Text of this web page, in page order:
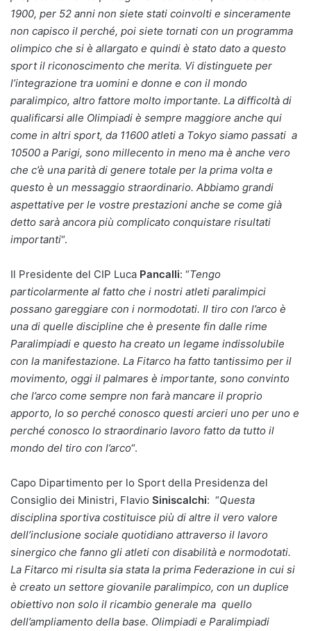
1900, per 52 anni non siete stati coinvolti e sinceramente
non capisco il perché, poi siete tornati con un programma
olimpico che si è allargato e quindi è stato dato a questo
sport il riconoscimento che merita. Vi distinguete per
l’integrazione tra uomini e donne e con il mondo
paralimpico, altro fattore molto importante. La difficoltà di
qualificarsi alle Olimpiadi è sempre maggiore anche qui
come in altri sport, da 11600 atleti a Tokyo siamo passati a
10500 a Parigi, sono millecento in meno ma è anche vero
che c’è una parità di genere totale per la prima volta e
questo è un messaggio straordinario. Abbiamo grandi
aspettative per le vostre prestazioni anche se come già
detto sarà ancora più complicato conquistare risultati
importanti“.
Il Presidente del CIP Luca Pancalli: “Tengo
particolarmente al fatto che i nostri atleti paralimpici
possano gareggiare con i normodotati. Il tiro con l’arco è
una di quelle discipline che è presente fin dalle rime
Paralimpiadi e questo ha creato un legame indissolubile
con la manifestazione. La Fitarco ha fatto tantissimo per il
movimento, oggi il palmares è importante, sono convinto
che l’arco come sempre non farà mancare il proprio
apporto, lo so perché conosco questi arcieri uno per uno e
perché conosco lo straordinario lavoro fatto da tutto il
mondo del tiro con l’arco“.
Capo Dipartimento per lo Sport della Presidenza del
Consiglio dei Ministri, Flavio Siniscalchi: “Questa
disciplina sportiva costituisce più di altre il vero valore
dell’inclusione sociale quotidiano attraverso il lavoro
sinergico che fanno gli atleti con disabilità e normodotati.
La Fitarco mi risulta sia stata la prima Federazione in cui si
è creato un settore giovanile paralimpico, con un duplice
obiettivo non solo il ricambio generale ma quello
dell’ampliamento della base. Olimpiadi e Paralimpiadi